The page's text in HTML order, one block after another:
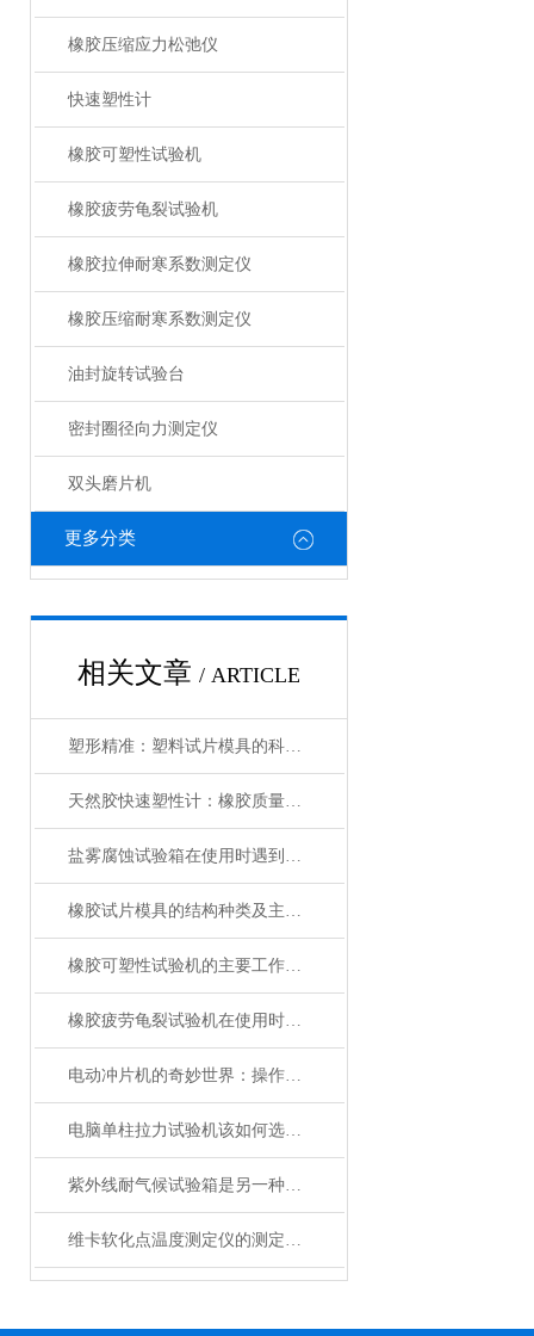
橡胶压缩应力松弛仪
快速塑性计
橡胶可塑性试验机
橡胶疲劳龟裂试验机
橡胶拉伸耐寒系数测定仪
橡胶压缩耐寒系数测定仪
油封旋转试验台
密封圈径向力测定仪
双头磨片机
更多分类
相关文章 / ARTICLE
塑形精准：塑料试片模具的科学与应用
天然胶快速塑性计：橡胶质量检测的关键利器
盐雾腐蚀试验箱在使用时遇到以下故障应该怎么解决？
橡胶试片模具的结构种类及主要用途
橡胶可塑性试验机的主要工作方式解析
橡胶疲劳龟裂试验机在使用时需要注意样品准备等事项
电动冲片机的奇妙世界：操作与维护指南
电脑单柱拉力试验机该如何选购呢？
紫外线耐气候试验箱是另一种模拟光照的光老化试验设备
维卡软化点温度测定仪的测定结果可能受到影响的因素有哪些？